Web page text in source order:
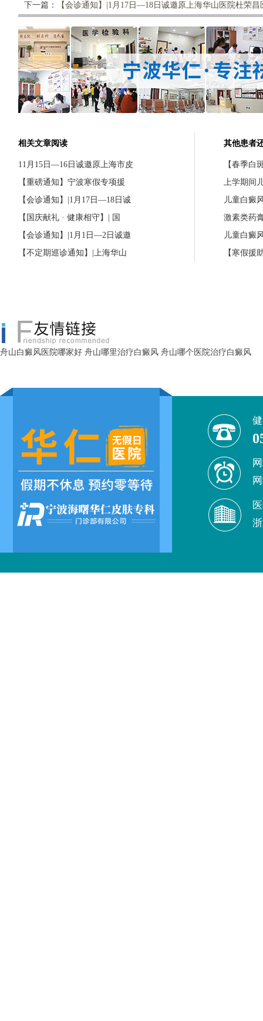
下一篇： 【会诊通知】|1月17日—18日诚邀原上海华山医院杜荣
相关文章阅读
11月15日—16日诚邀原上海市皮
【重磅通知】宁波寒假专项援
【会诊通知】|1月17日—18日诚
【国庆献礼 · 健康相守】| 国
【会诊通知】|1月1日—2日诚邀
【不定期巡诊通知】|上海华山
其他患者
【春季白
上学期间
儿童白癜
激素类药
儿童白癜
【寒假援
舟山白癜风医院哪家好 舟山哪里治疗白癜风 舟山哪个医院治疗白癜风